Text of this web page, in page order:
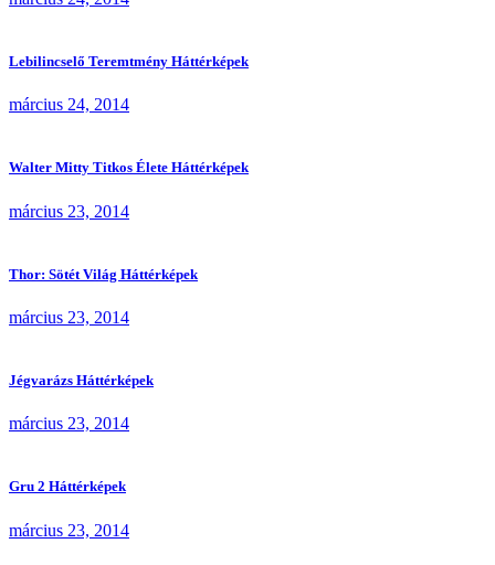
Lebilincselő Teremtmény Háttérképek
március 24, 2014
Walter Mitty Titkos Élete Háttérképek
március 23, 2014
Thor: Sötét Világ Háttérképek
március 23, 2014
Jégvarázs Háttérképek
március 23, 2014
Gru 2 Háttérképek
március 23, 2014